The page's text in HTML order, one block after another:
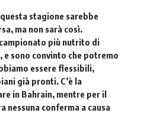
stagione sarebbe
ma non sarà così.
più nutrito di
e sono convinto che potremo
essere flessibili,
già pronti. C’è la
in Bahrain, mentre per il
nessuna conferma a causa